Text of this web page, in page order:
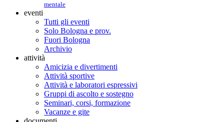
mentale
eventi
Tutti gli eventi
Solo Bologna e prov.
Fuori Bologna
Archivio
attività
Amicizia e divertimenti
Attività sportive
Attività e laboratori espressivi
Gruppi di ascolto e sostegno
Seminari, corsi, formazione
Vacanze e gite